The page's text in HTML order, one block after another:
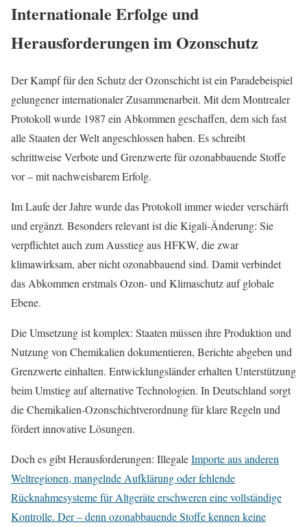
Internationale Erfolge und
Herausforderungen im Ozonschutz
Der Kampf für den Schutz der Ozonschicht ist ein Paradebeispiel
gelungener internationaler Zusammenarbeit. Mit dem Montrealer
Protokoll wurde 1987 ein Abkommen geschaffen, dem sich fast
alle Staaten der Welt angeschlossen haben. Es schreibt
schrittweise Verbote und Grenzwerte für ozonabbauende Stoffe
vor – mit nachweisbarem Erfolg.
Im Laufe der Jahre wurde das Protokoll immer wieder verschärft
und ergänzt. Besonders relevant ist die Kigali-Änderung: Sie
verpflichtet auch zum Ausstieg aus HFKW, die zwar
klimawirksam, aber nicht ozonabbauend sind. Damit verbindet
das Abkommen erstmals Ozon- und Klimaschutz auf globale
Ebene.
Die Umsetzung ist komplex: Staaten müssen ihre Produktion und
Nutzung von Chemikalien dokumentieren, Berichte abgeben und
Grenzwerte einhalten. Entwicklungsländer erhalten Unterstützung
beim Umstieg auf alternative Technologien. In Deutschland sorgt
die Chemikalien-Ozonschichtverordnung für klare Regeln und
fördert innovative Lösungen.
Doch es gibt Herausforderungen: IllegaleImporte aus anderen
Weltregionen, mangelnde Aufklärung oder fehlende
Rücknahmesysteme für Altgeräte erschweren eine vollständige
Kontrolle. Der – denn ozonabbauende Stoffe kennen keine